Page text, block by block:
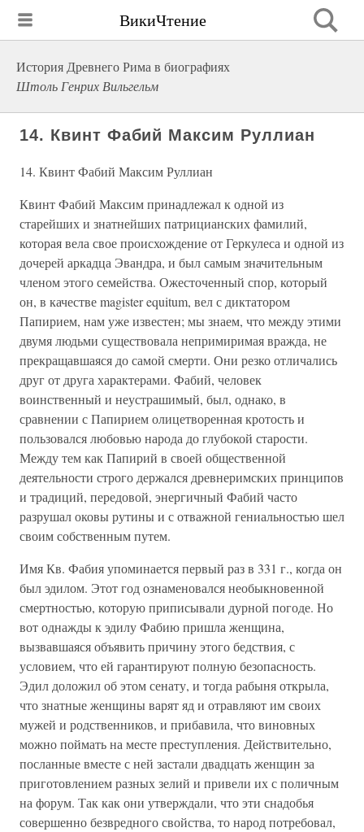
ВикиЧтение
История Древнего Рима в биографиях
Штоль Генрих Вильгельм
14. Квинт Фабий Максим Руллиан
14. Квинт Фабий Максим Руллиан
Квинт Фабий Максим принадлежал к одной из
старейших и знатнейших патрицианских фамилий,
которая вела свое происхождение от Геркулеса и одной из
дочерей аркадца Эвандра, и был самым значительным
членом этого семейства. Ожесточенный спор, который
он, в качестве magister equitum, вел с диктатором
Папирием, нам уже известен; мы знаем, что между этими
двумя людьми существовала непримиримая вражда, не
прекращавшаяся до самой смерти. Они резко отличались
друг от друга характерами. Фабий, человек
воинственный и неустрашимый, был, однако, в
сравнении с Папирием олицетворенная кротость и
пользовался любовью народа до глубокой старости.
Между тем как Папирий в своей общественной
деятельности строго держался древнеримских принципов
и традиций, передовой, энергичный Фабий часто
разрушал оковы рутины и с отважной гениальностью шел
своим собственным путем.
Имя Кв. Фабия упоминается первый раз в 331 г., когда он
был эдилом. Этот год ознаменовался необыкновенной
смертностью, которую приписывали дурной погоде. Но
вот однажды к эдилу Фабию пришла женщина,
вызвавшаяся объявить причину этого бедствия, с
условием, что ей гарантируют полную безопасность.
Эдил доложил об этом сенату, и тогда рабыня открыла,
что знатные женщины варят яд и отравляют им своих
мужей и родственников, и прибавила, что виновных
можно поймать на месте преступления. Действительно,
посланные вместе с ней застали двадцать женщин за
приготовлением разных зелий и привели их с поличным
на форум. Так как они утверждали, что эти снадобья
совершенно безвредного свойства, то народ потребовал,